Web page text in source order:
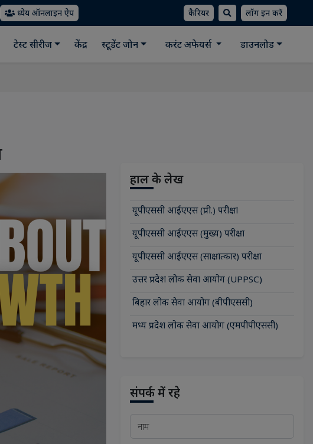
ध्येय ऑनलाइन ऐप कैरियर लॉग इन करें
टेस्ट सीरीज केंद्र स्टूडेंट जोन करंट अफेयर्स डाउनलोड
हाल के लेख
यूपीएससी आईएएस (प्री.) परीक्षा
यूपीएससी आईएएस (मुख्य) परीक्षा
यूपीएससी आईएएस (साक्षात्कार) परीक्षा
उत्तर प्रदेश लोक सेवा आयोग (UPPSC)
बिहार लोक सेवा आयोग (बीपीएससी)
मध्य प्रदेश लोक सेवा आयोग (एमपीपीएससी)
संपर्क में रहे